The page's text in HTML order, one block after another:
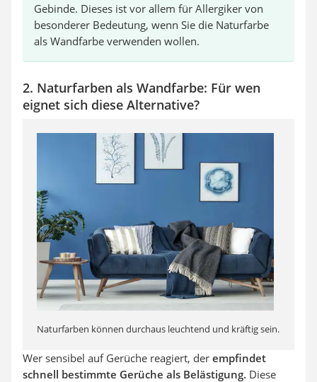
Gebinde. Dieses ist vor allem für Allergiker von
besonderer Bedeutung, wenn Sie die Naturfarbe
als Wandfarbe verwenden wollen.
2. Naturfarben als Wandfarbe: Für wen
eignet sich diese Alternative?
Naturfarben können durchaus leuchtend und kräftig sein.
Wer sensibel auf Gerüche reagiert, der empfindet
schnell bestimmte Gerüche als Belästigung. Diese